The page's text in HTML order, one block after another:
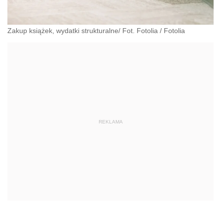
Zakup książek, wydatki strukturalne/ Fot. Fotolia / Fotolia